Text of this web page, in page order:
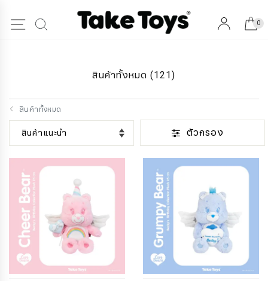
0
สินค้าทั้งหมด(121)
สินค้าทั้งหมด
ตัวกรอง